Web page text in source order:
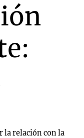
la relación con la